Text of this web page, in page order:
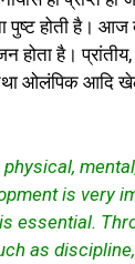
पुष्ट होती है।
है। प्रांतीय,
तथा ओलंपिक आदि
is very
essential.
as